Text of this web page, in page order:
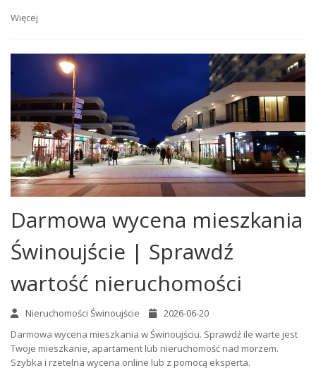
Więcej
Darmowa wycena mieszkania
Świnoujście | Sprawdź
wartość nieruchomości
Nieruchomości Świnoujście
2026-06-20
Darmowa wycena mieszkania w Świnoujściu. Sprawdź ile warte jest
Twoje mieszkanie, apartament lub nieruchomość nad morzem.
Szybka i rzetelna wycena online lub z pomocą eksperta.